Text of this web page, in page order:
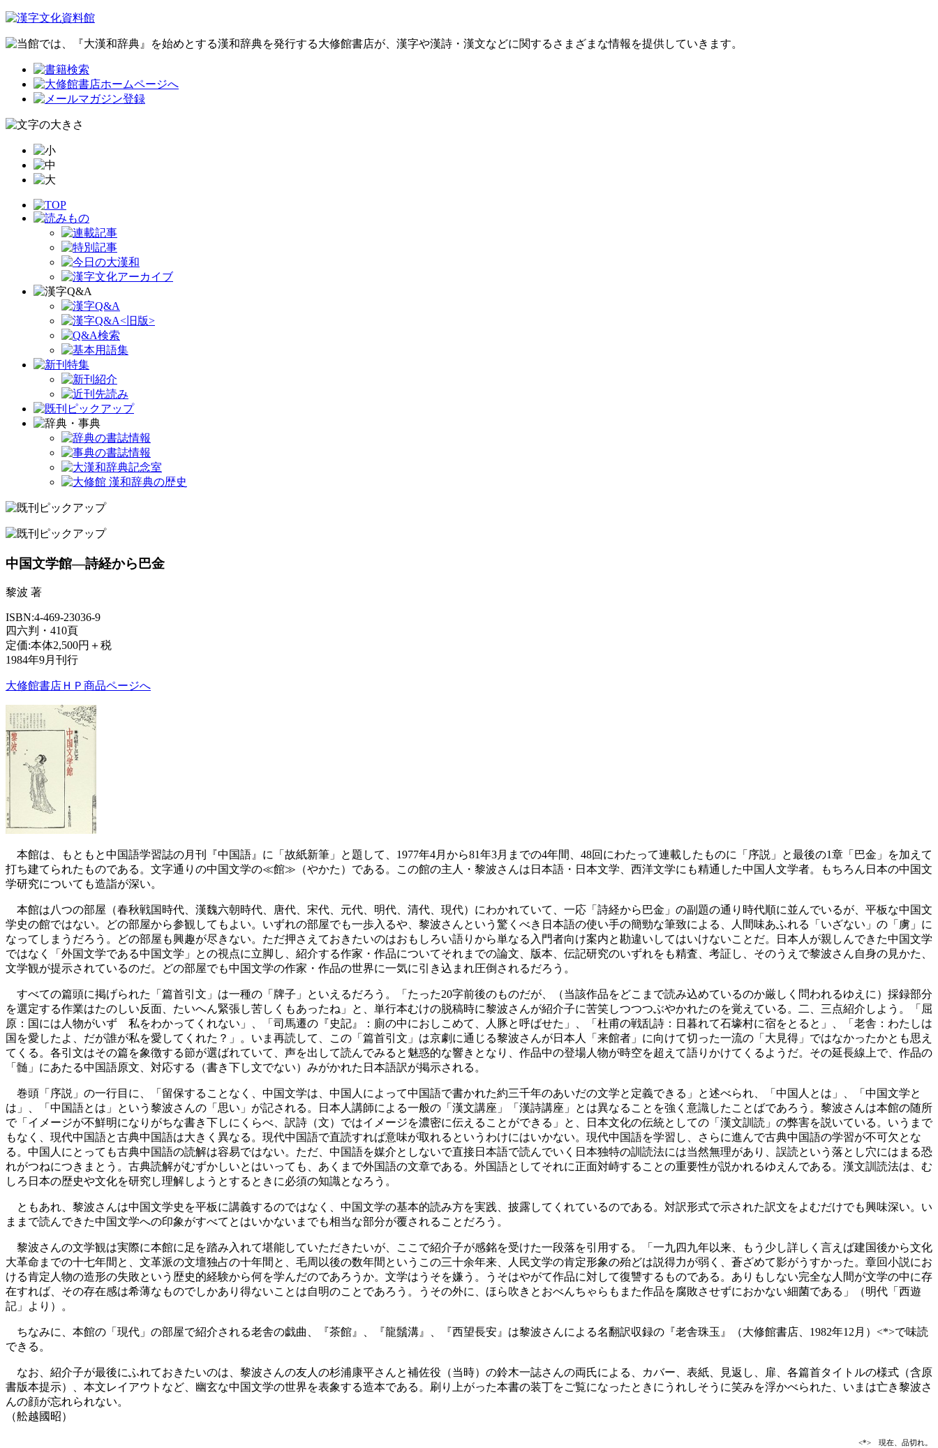
中国文学館―詩経から巴金
黎波 著
ISBN:4-469-23036-9
四六判・410頁
定価:本体2,500円＋税
1984年9月刊行
大修館書店ＨＰ商品ページへ
本館は、もともと中国語学習誌の月刊『中国語』に「故紙新筆」と題して、1977年4月から81年3月までの4年間、48回にわたって連載したものに「序説」と最後の1章「巴金」を加えて
打ち建てられたものである。文字通りの中国文学の≪館≫（やかた）である。この館の主人・黎波さんは日本語・日本文学、西洋文学にも精通した中国人文学者。もちろん日本の中国文
学研究についても造詣が深い。
本館は八つの部屋（春秋戦国時代、漢魏六朝時代、唐代、宋代、元代、明代、清代、現代）にわかれていて、一応「詩経から巴金」の副題の通り時代順に並んでいるが、平板な中国文
学史の館ではない。どの部屋から参観してもよい。いずれの部屋でも一歩入るや、黎波さんという驚くべき日本語の使い手の簡勁な筆致による、人間味あふれる「いざない」の「虜」に
なってしまうだろう。どの部屋も興趣が尽きない。ただ押さえておきたいのはおもしろい語りから単なる入門者向け案内と勘違いしてはいけないことだ。日本人が親しんできた中国文学
ではなく「外国文学である中国文学」との視点に立脚し、紹介する作家・作品についてそれまでの論文、版本、伝記研究のいずれをも精査、考証し、そのうえで黎波さん自身の見かた、
文学観が提示されているのだ。どの部屋でも中国文学の作家・作品の世界に一気に引き込まれ圧倒されるだろう。
すべての篇頭に掲げられた「篇首引文」は一種の「牌子」といえるだろう。「たった20字前後のものだが、（当該作品をどこまで読み込めているのか厳しく問われるゆえに）採録部分
を選定する作業はたのしい反面、たいへん緊張し苦しくもあったね」と、単行本むけの脱稿時に黎波さんが紹介子に苦笑しつつつぶやかれたのを覚えている。二、三点紹介しよう。「屈
原：国には人物がいず 私をわかってくれない」、「司馬遷の『史記』：廁の中におしこめて、人豚と呼ばせた」、「杜甫の戦乱詩：日暮れて石壕村に宿をとると」、「老舎：わたしは
国を愛したよ、だが誰が私を愛してくれた？」。いま再読して、この「篇首引文」は京劇に通じる黎波さんが日本人「来館者」に向けて切った一流の「大見得」ではなかったかとも思え
てくる。各引文はその篇を象徴する節が選ばれていて、声を出して読んでみると魅惑的な響きとなり、作品中の登場人物が時空を超えて語りかけてくるようだ。その延長線上で、作品の
「髄」にあたる中国語原文、対応する（書き下し文でない）みがかれた日本語訳が掲示される。
巻頭「序説」の一行目に、「留保することなく、中国文学は、中国人によって中国語で書かれた約三千年のあいだの文学と定義できる」と述べられ、「中国人とは」、「中国文学と
は」、「中国語とは」という黎波さんの「思い」が記される。日本人講師による一般の「漢文講座」「漢詩講座」とは異なることを強く意識したことばであろう。黎波さんは本館の随所
で「イメージが不鮮明になりがちな書き下しにくらべ、訳詩（文）ではイメージを濃密に伝えることができる」と、日本文化の伝統としての「漢文訓読」の弊害を説いている。いうまで
もなく、現代中国語と古典中国語は大きく異なる。現代中国語で直読すれば意味が取れるというわけにはいかない。現代中国語を学習し、さらに進んで古典中国語の学習が不可欠とな
る。中国人にとっても古典中国語の読解は容易ではない。ただ、中国語を媒介としないで直接日本語で読んでいく日本独特の訓読法には当然無理があり、誤読という落とし穴にはまる恐
れがつねにつきまとう。古典読解がむずかしいとはいっても、あくまで外国語の文章である。外国語としてそれに正面対峙することの重要性が説かれるゆえんである。漢文訓読法は、む
しろ日本の歴史や文化を研究し理解しようとするときに必須の知識となろう。
ともあれ、黎波さんは中国文学史を平板に講義するのではなく、中国文学の基本的読み方を実践、披露してくれているのである。対訳形式で示された訳文をよむだけでも興味深い。い
ままで読んできた中国文学への印象がすべてとはいかないまでも相当な部分が覆されることだろう。
黎波さんの文学観は実際に本館に足を踏み入れて堪能していただきたいが、ここで紹介子が感銘を受けた一段落を引用する。「一九四九年以来、もう少し詳しく言えば建国後から文化
大革命までの十七年間と、文革派の文壇独占の十年間と、毛周以後の数年間というこの三十余年来、人民文学の肯定形象の殆どは説得力が弱く、蒼ざめて影がうすかった。章回小説にお
ける肯定人物の造形の失敗という歴史的経験から何を学んだのであろうか。文学はうそを嫌う。うそはやがて作品に対して復讐するものである。ありもしない完全な人間が文学の中に存
在すれば、その存在感は希薄なものでしかあり得ないことは自明のことであろう。うその外に、ほら吹きとおべんちゃらもまた作品を腐敗させずにおかない細菌である」（明代「西遊
記」より）。
ちなみに、本館の「現代」の部屋で紹介される老舎の戯曲、『茶館』、『龍鬚溝』、『西望長安』は黎波さんによる名翻訳収録の『老舎珠玉』（大修館書店、1982年12月）<*>で味読
できる。
なお、紹介子が最後にふれておきたいのは、黎波さんの友人の杉浦康平さんと補佐役（当時）の鈴木一誌さんの両氏による、カバー、表紙、見返し、扉、各篇首タイトルの様式（含原
書版本提示）、本文レイアウトなど、幽玄な中国文学の世界を表象する造本である。刷り上がった本書の装丁をご覧になったときにうれしそうに笑みを浮かべられた、いまは亡き黎波さ
んの顔が忘れられない。
（舩越國昭）
<*> 現在、品切れ。